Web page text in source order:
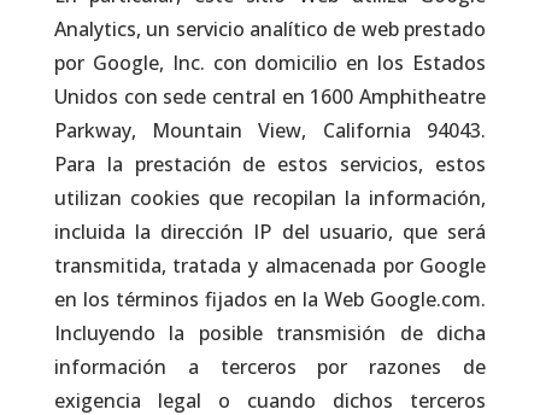
Analytics, un servicio analítico de web prestado
por Google, Inc. con domicilio en los Estados
Unidos con sede central en 1600 Amphitheatre
Parkway, Mountain View, California 94043.
Para la prestación de estos servicios, estos
utilizan cookies que recopilan la información,
incluida la dirección IP del usuario, que será
transmitida, tratada y almacenada por Google
en los términos fijados en la Web Google.com.
Incluyendo la posible transmisión de dicha
información a terceros por razones de
exigencia legal o cuando dichos terceros